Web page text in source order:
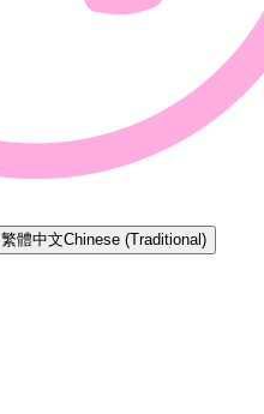
繁體中文Chinese (Traditional)